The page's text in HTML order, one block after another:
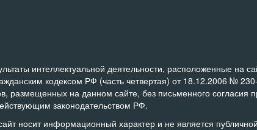
интеллектуальной деятельности, расположенные на
кодексом РФ (часть четвертая) от 18.12.2006 №
размещенных на данном сайте, без письменного согласия
законодательством РФ.
носит информационный характер и не является